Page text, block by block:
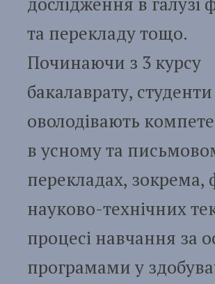
та перекладу тощо.
Починаючи з 3 курсу
бакалаврату, студенти
оволодівають
в усному та
перекладах, зокрема,
науково-технічних
процесі навчання за
програмами у